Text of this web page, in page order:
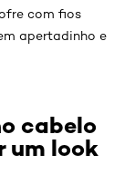
com fios
apertadinho e
cabelo
um look